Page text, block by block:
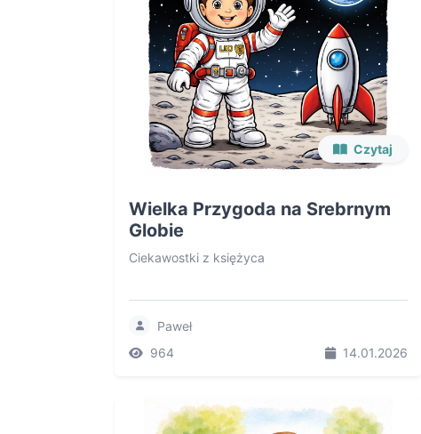
Czytaj
Wielka Przygoda na Srebrnym
Globie
Ciekawostki z księżyca
Paweł
964
14.01.2026